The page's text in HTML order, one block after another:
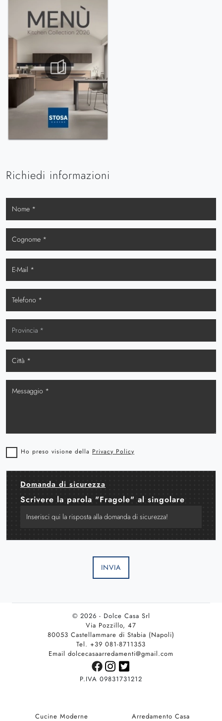
Richiedi informazioni
Ho preso visione della Privacy Policy
Domanda di sicurezza
Scrivere la parola "Fragole" al singolare
INVIA
© 2026 - Dolce Casa Srl
Via Pozzillo, 47
80053 Castellammare di Stabia (Napoli)
Tel. +39 081-8711353
Email dolcecasaarredamenti@gmail.com
P.IVA 09831731212
Cucine Moderne Arredamento Casa